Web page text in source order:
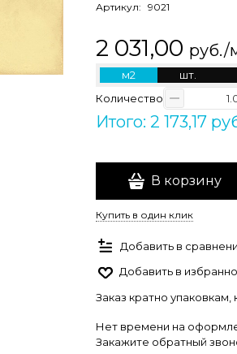
Артикул: 9021
2 031,00 руб./
м2 шт.
Количество
Итого: 2 173,17
В корзину
Купить в один клик
Добавить в
Добавить в
Заказ кратно
Нет времени на
Закажите обратный